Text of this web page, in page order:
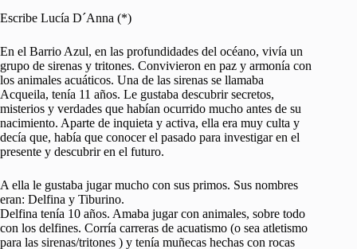
Escribe Lucía D´Anna (*)
En el Barrio Azul, en las profundidades del océano, vivía un
grupo de sirenas y tritones. Convivieron en paz y armonía con
los animales acuáticos. Una de las sirenas se llamaba
Acqueila, tenía 11 años. Le gustaba descubrir secretos,
misterios y verdades que habían ocurrido mucho antes de su
nacimiento. Aparte de inquieta y activa, ella era muy culta y
decía que, había que conocer el pasado para investigar en el
presente y descubrir en el futuro.
A ella le gustaba jugar mucho con sus primos. Sus nombres
eran: Delfina y Tiburino.
Delfina tenía 10 años. Amaba jugar con animales, sobre todo
con los delfines. Corría carreras de acuatismo (o sea atletismo
para las sirenas/tritones ) y tenía muñecas hechas con rocas